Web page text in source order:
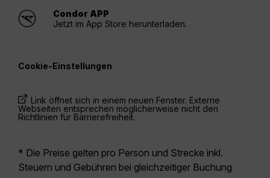
Condor APP
Jetzt im App Store herunterladen.
Cookie-Einstellungen
Link öffnet sich in einem neuen Fenster. Externe
Webseiten entsprechen möglicherweise nicht den
Richtlinien für Barrierefreiheit.
* Die Preise gelten pro Person und Strecke inkl.
Steuern und Gebühren bei gleichzeitiger Buchung